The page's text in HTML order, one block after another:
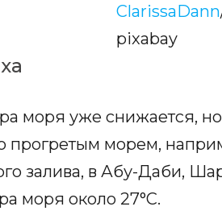
ClarissaDann
pixabay
моря уже снижается,
прогретым морем,
залива, в Абу-Даби,
моря около 27°C.